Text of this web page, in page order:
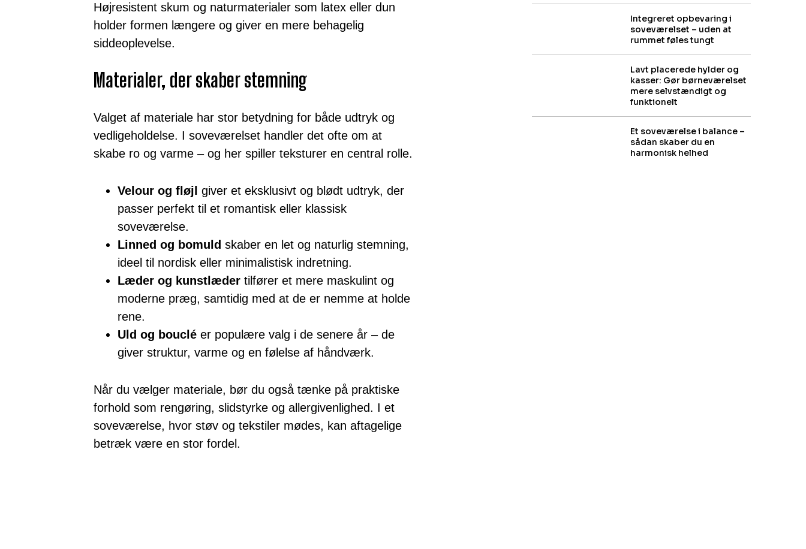
Højresistent skum og naturmaterialer som latex eller dun
holder formen længere og giver en mere behagelig
siddeoplevelse.
Materialer, der skaber stemning
Valget af materiale har stor betydning for både udtryk og
vedligeholdelse. I soveværelset handler det ofte om at
skabe ro og varme – og her spiller teksturer en central rolle.
Velour og fløjl giver et eksklusivt og blødt udtryk, der
passer perfekt til et romantisk eller klassisk
soveværelse.
Linned og bomuld skaber en let og naturlig stemning,
ideel til nordisk eller minimalistisk indretning.
Læder og kunstlæder tilfører et mere maskulint og
moderne præg, samtidig med at de er nemme at holde
rene.
Uld og bouclé er populære valg i de senere år – de
giver struktur, varme og en følelse af håndværk.
Når du vælger materiale, bør du også tænke på praktiske
forhold som rengøring, slidstyrke og allergivenlighed. I et
soveværelse, hvor støv og tekstiler mødes, kan aftagelige
betræk være en stor fordel.
Integreret opbevaring i
soveværelset – uden at
rummet føles tungt
Lavt placerede hylder og
kasser: Gør børneværelset
mere selvstændigt og
funktionelt
Et soveværelse i balance –
sådan skaber du en
harmonisk helhed